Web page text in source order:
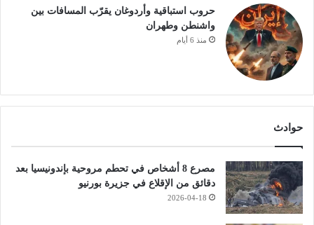
حروب استباقية وأردوغان يقرّب المسافات بين
واشنطن وطهران
منذ 6 أيام
حوادث
مصرع 8 أشخاص في تحطم مروحية بإندونيسيا بعد
دقائق من الإقلاع في جزيرة بورنيو
2026-04-18